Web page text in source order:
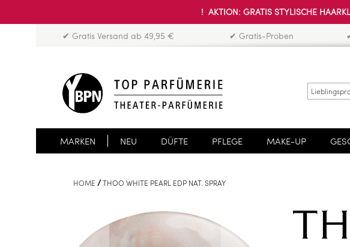
! AKTION: GRATIS STYLISCHE
✔ Gratis Versand ab 49,95 € ✔ Gratis-Proben
MARKEN NEU DÜFTE PFLEGE MAKE-UP
HOME THOO WHITE PEARL EDP NAT. SPRAY